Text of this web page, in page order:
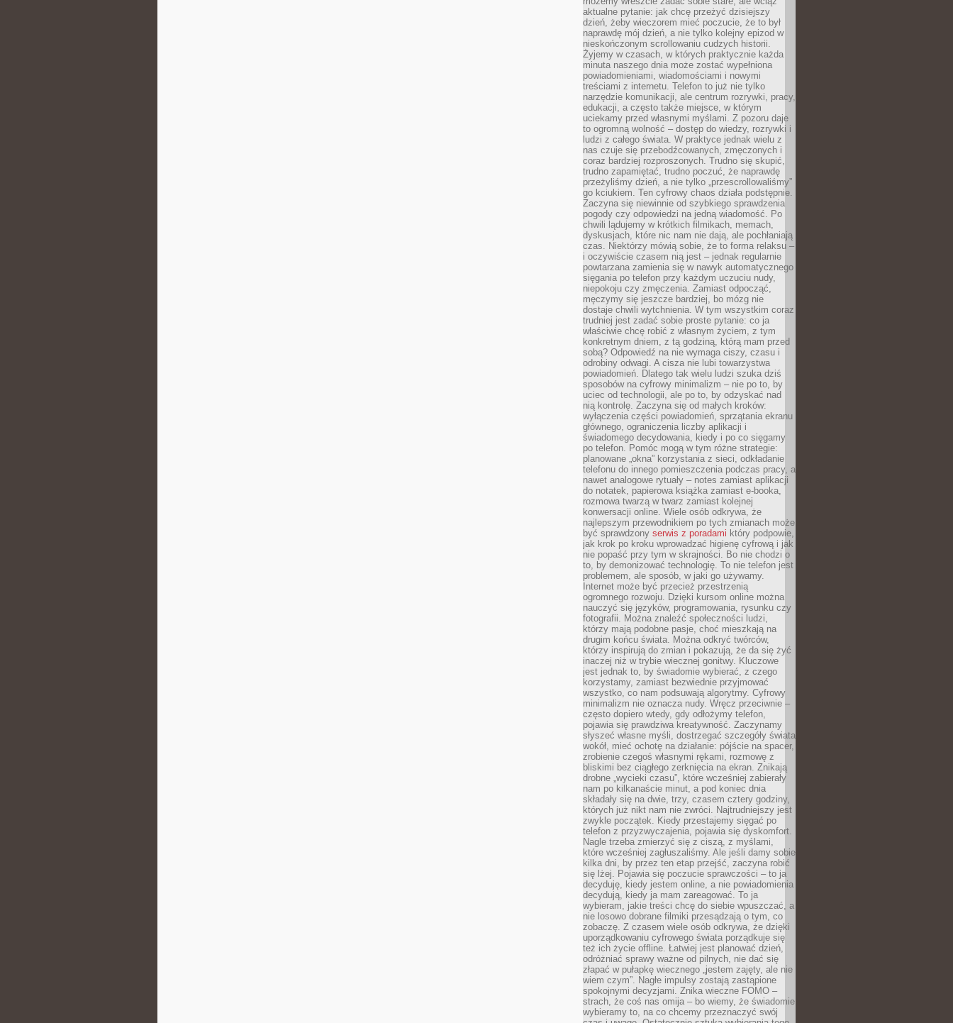
aktualne pytanie: jak chcę przeżyć dzisiejszy
dzień, żeby wieczorem mieć poczucie, że to był
naprawdę mój dzień, a nie tylko kolejny epizod w
nieskończonym scrollowaniu cudzych historii.
Żyjemy w czasach, w których praktycznie każda
minuta naszego dnia może zostać wypełniona
powiadomieniami, wiadomościami i nowymi
treściami z internetu. Telefon to już nie tylko
narzędzie komunikacji, ale centrum rozrywki, pracy,
edukacji, a często także miejsce, w którym
uciekamy przed własnymi myślami. Z pozoru daje
to ogromną wolność – dostęp do wiedzy, rozrywki i
ludzi z całego świata. W praktyce jednak wielu z
nas czuje się przebodźcowanych, zmęczonych i
coraz bardziej rozproszonych. Trudno się skupić,
trudno zapamiętać, trudno poczuć, że naprawdę
przeżyliśmy dzień, a nie tylko „przescrollowaliśmy”
go kciukiem. Ten cyfrowy chaos działa podstępnie.
Zaczyna się niewinnie od szybkiego sprawdzenia
pogody czy odpowiedzi na jedną wiadomość. Po
chwili lądujemy w krótkich filmikach, memach,
dyskusjach, które nic nam nie dają, ale pochłaniają
czas. Niektórzy mówią sobie, że to forma relaksu –
i oczywiście czasem nią jest – jednak regularnie
powtarzana zamienia się w nawyk automatycznego
sięgania po telefon przy każdym uczuciu nudy,
niepokoju czy zmęczenia. Zamiast odpocząć,
męczymy się jeszcze bardziej, bo mózg nie
dostaje chwili wytchnienia. W tym wszystkim coraz
trudniej jest zadać sobie proste pytanie: co ja
właściwie chcę robić z własnym życiem, z tym
konkretnym dniem, z tą godziną, którą mam przed
sobą? Odpowiedź na nie wymaga ciszy, czasu i
odrobiny odwagi. A cisza nie lubi towarzystwa
powiadomień. Dlatego tak wielu ludzi szuka dziś
sposobów na cyfrowy minimalizm – nie po to, by
uciec od technologii, ale po to, by odzyskać nad
nią kontrolę. Zaczyna się od małych kroków:
wyłączenia części powiadomień, sprzątania ekranu
głównego, ograniczenia liczby aplikacji i
świadomego decydowania, kiedy i po co sięgamy
po telefon. Pomóc mogą w tym różne strategie:
planowane „okna” korzystania z sieci, odkładanie
telefonu do innego pomieszczenia podczas pracy, a
nawet analogowe rytuały – notes zamiast aplikacji
do notatek, papierowa książka zamiast e-booka,
rozmowa twarzą w twarz zamiast kolejnej
konwersacji online. Wiele osób odkrywa, że
najlepszym przewodnikiem po tych zmianach może
być sprawdzony serwis z poradami który podpowie,
jak krok po kroku wprowadzać higienę cyfrową i jak
nie popaść przy tym w skrajności. Bo nie chodzi o
to, by demonizować technologię. To nie telefon jest
problemem, ale sposób, w jaki go używamy.
Internet może być przecież przestrzenią
ogromnego rozwoju. Dzięki kursom online można
nauczyć się języków, programowania, rysunku czy
fotografii. Można znaleźć społeczności ludzi,
którzy mają podobne pasje, choć mieszkają na
drugim końcu świata. Można odkryć twórców,
którzy inspirują do zmian i pokazują, że da się żyć
inaczej niż w trybie wiecznej gonitwy. Kluczowe
jest jednak to, by świadomie wybierać, z czego
korzystamy, zamiast bezwiednie przyjmować
wszystko, co nam podsuwają algorytmy. Cyfrowy
minimalizm nie oznacza nudy. Wręcz przeciwnie –
często dopiero wtedy, gdy odłożymy telefon,
pojawia się prawdziwa kreatywność. Zaczynamy
słyszeć własne myśli, dostrzegać szczegóły świata
wokół, mieć ochotę na działanie: pójście na spacer,
zrobienie czegoś własnymi rękami, rozmowę z
bliskimi bez ciągłego zerknięcia na ekran. Znikają
drobne „wycieki czasu”, które wcześniej zabierały
nam po kilkanaście minut, a pod koniec dnia
składały się na dwie, trzy, czasem cztery godziny,
których już nikt nam nie zwróci. Najtrudniejszy jest
zwykle początek. Kiedy przestajemy sięgać po
telefon z przyzwyczajenia, pojawia się dyskomfort.
Nagle trzeba zmierzyć się z ciszą, z myślami,
które wcześniej zagłuszaliśmy. Ale jeśli damy sobie
kilka dni, by przez ten etap przejść, zaczyna robić
się lżej. Pojawia się poczucie sprawczości – to ja
decyduję, kiedy jestem online, a nie powiadomienia
decydują, kiedy ja mam zareagować. To ja
wybieram, jakie treści chcę do siebie wpuszczać, a
nie losowo dobrane filmiki przesądzają o tym, co
zobaczę. Z czasem wiele osób odkrywa, że dzięki
uporządkowaniu cyfrowego świata porządkuje się
też ich życie offline. Łatwiej jest planować dzień,
odróżniać sprawy ważne od pilnych, nie dać się
złapać w pułapkę wiecznego „jestem zajęty, ale nie
wiem czym”. Nagłe impulsy zostają zastąpione
spokojnymi decyzjami. Znika wieczne FOMO –
strach, że coś nas omija – bo wiemy, że świadomie
wybieramy to, na co chcemy przeznaczyć swój